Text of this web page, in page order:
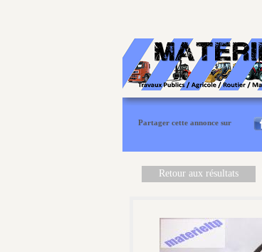
Partager cette annonce sur
Retour aux résultats